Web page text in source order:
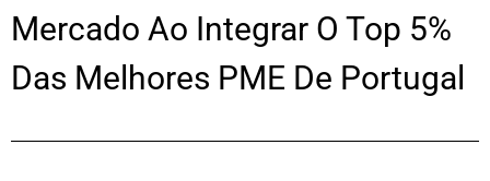
Mercado Ao Integrar O Top 5%
Das Melhores PME De Portugal